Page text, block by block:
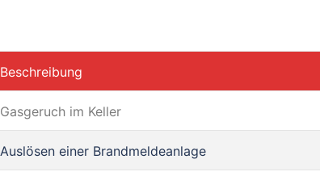
Beschreibung
Gasgeruch im Keller
Auslösen einer Brandmeldeanlage